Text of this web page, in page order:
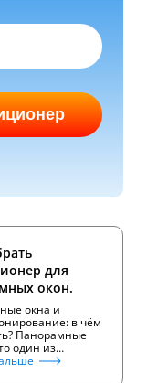
для
окон.
окна и
в чём
Панорамные
один из…